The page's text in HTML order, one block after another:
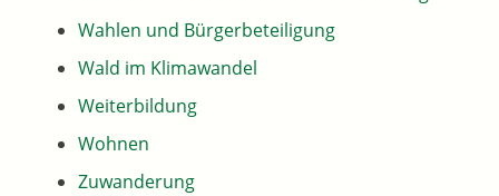
Wahlen und Bürgerbeteiligung
Wald im Klimawandel
Weiterbildung
Wohnen
Zuwanderung